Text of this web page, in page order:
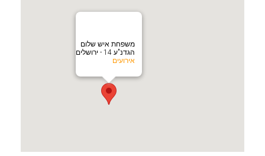
משפחת איש שלום
הגדנ"ע 14 - ירושלים
אירועים